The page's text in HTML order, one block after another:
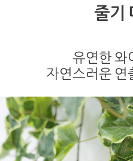
줄기
유연한 와
자연스러운 연